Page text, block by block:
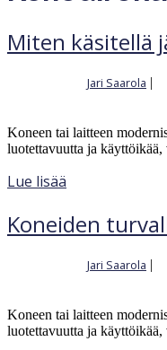
Miten käsitellä
Jari Saarola |
Koneen tai laitteen
luotettavuutta ja käyttöikää,
Lue lisää
Koneiden
Jari Saarola |
Koneen tai laitteen
luotettavuutta ja käyttöikää,